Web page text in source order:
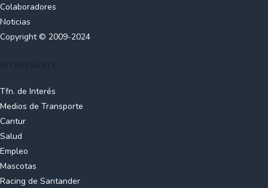
Colaboradores
Noticias
Copyright © 2009-2024
Tfn. de Interés
Medios de Transporte
Cantur
Salud
Empleo
Mascotas
Racing de Santander